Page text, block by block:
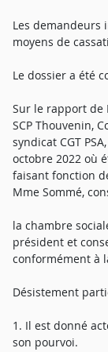
Les demandeurs
moyens de
Le dossier a été
Sur le rapport de
SCP Thouvenin,
syndicat CGT
octobre 2022 où
faisant fonction
Mme Sommé,
la chambre
président et
conformément à
Désistement
1. Il est donné
son pourvoi.